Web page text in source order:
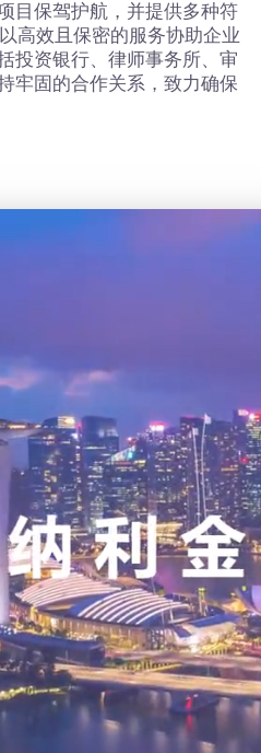
目保驾护航，并提供多种符
高效且保密的服务协助企业
投资银行、律师事务所、审
牢固的合作关系，致力确保